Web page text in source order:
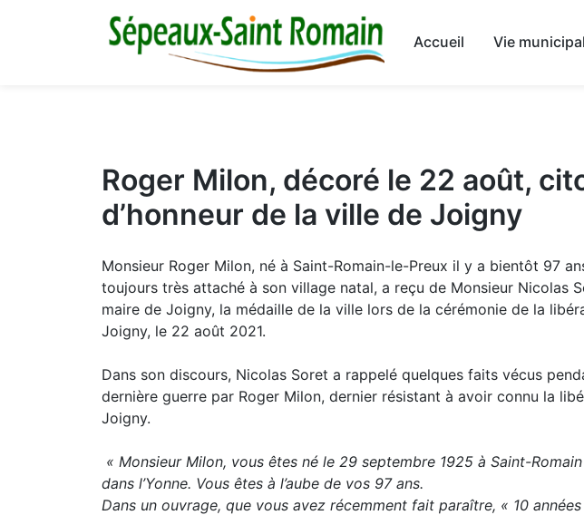
Accueil Vie
Roger Milon, décoré le 22 août,
d’honneur de la ville de Joigny
Monsieur Roger Milon, né à Saint-Romain-le-Preux il y a bientôt 97
toujours très attaché à son village natal, a reçu de Monsieur Nicolas
maire de Joigny, la médaille de la ville lors de la cérémonie de la
Joigny, le 22 août 2021.
Dans son discours, Nicolas Soret a rappelé quelques faits vécus
dernière guerre par Roger Milon, dernier résistant à avoir connu la
Joigny.
« Monsieur Milon, vous êtes né le 29 septembre 1925 à Saint-
dans l’Yonne. Vous êtes à l’aube de vos 97 ans.
Dans un ouvrage, que vous avez récemment fait paraître, « 10